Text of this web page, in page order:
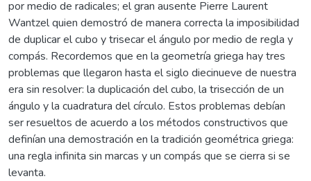
por medio de radicales; el gran ausente Pierre Laurent
Wantzel quien demostró de manera correcta la imposibilidad
de duplicar el cubo y trisecar el ángulo por medio de regla y
compás. Recordemos que en la geometría griega hay tres
problemas que llegaron hasta el siglo diecinueve de nuestra
era sin resolver: la duplicación del cubo, la trisección de un
ángulo y la cuadratura del círculo. Estos problemas debían
ser resueltos de acuerdo a los métodos constructivos que
definían una demostración en la tradición geométrica griega:
una regla infinita sin marcas y un compás que se cierra si se
levanta.